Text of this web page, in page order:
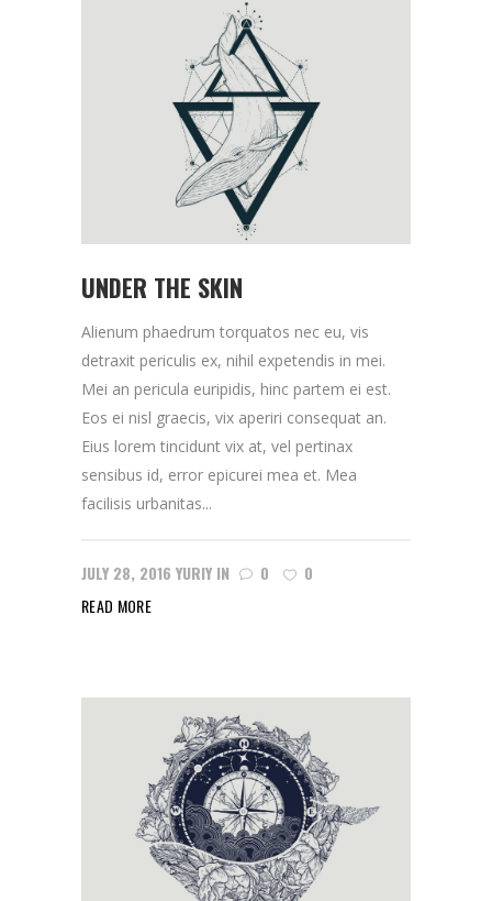
UNDER THE SKIN
Alienum phaedrum torquatos nec eu, vis
detraxit periculis ex, nihil expetendis in mei.
Mei an pericula euripidis, hinc partem ei est.
Eos ei nisl graecis, vix aperiri consequat an.
Eius lorem tincidunt vix at, vel pertinax
sensibus id, error epicurei mea et. Mea
facilisis urbanitas...
JULY 28, 2016 YURIY IN 0
0
READ MORE